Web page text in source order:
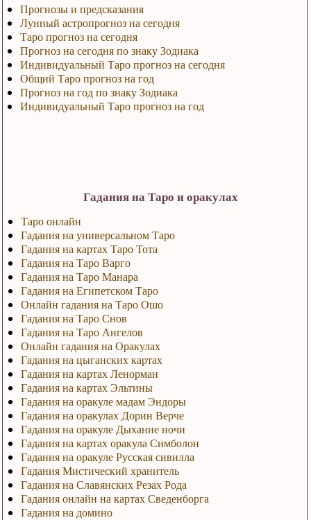
Прогнозы и предсказания
Лунный астропрогноз на сегодня
Таро прогноз на сегодня
Прогноз на сегодня по знаку Зодиака
Индивидуальный Таро прогноз на сегодня
Общий Таро прогноз на год
Прогноз на год по знаку Зодиака
Индивидуальный Таро прогноз на год
Гадания на Таро и оракулах
Таро онлайн
Гадания на универсальном Таро
Гадания на картах Таро Тота
Гадания на Таро Варго
Гадания на Таро Манара
Гадания на Египетском Таро
Онлайн гадания на Таро Ошо
Гадания на Таро Снов
Гадания на Таро Ангелов
Онлайн гадания на Оракулах
Гадания на цыганских картах
Гадания на картах Ленорман
Гадания на картах Эльтины
Гадания на оракуле мадам Эндоры
Гадания на оракулах Дорин Верче
Гадания на оракуле Дыхание ночи
Гадания на картах оракула Симболон
Гадания на оракуле Русская сивилла
Гадания Мистический хранитель
Гадания на Славянских Резах Рода
Гадания онлайн на картах Сведенборга
Гадания на домино